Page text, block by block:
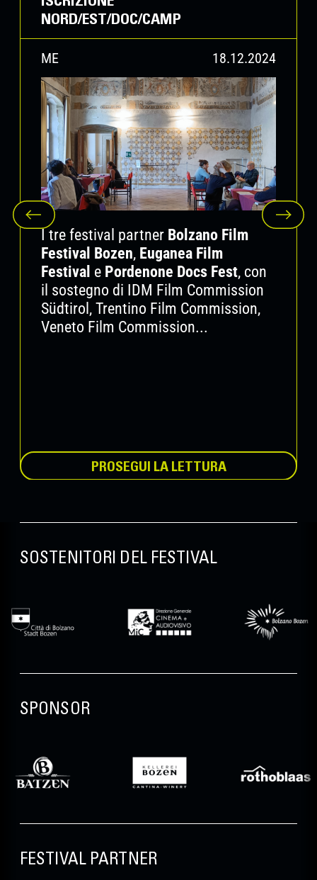
BFFB 39 Early Bird Festival Pass: 40 €, fino
al 25/03/2026 (poi 50 €)
BFFB 39 Early Bird Students Festival Pass:
15 €, fino al 25/03/2026 (solo alla cassa, poi
20 €)
NORD/EST/DOC/CAMP
ME 18.12.2024
I tre festival partner Bolzano Film
Festival Bozen, Euganea Film
Festival e Pordenone Docs Fest, con
il sostegno di IDM Film Commission
Südtirol, Trentino Film Commission,
Veneto Film Commission...
PROSEGUI LA LETTURA
SOSTENITORI DEL FESTIVAL
SPONSOR
FESTIVAL PARTNER